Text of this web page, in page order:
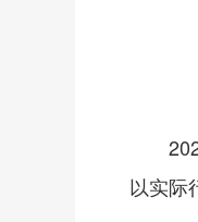
2025
以实际